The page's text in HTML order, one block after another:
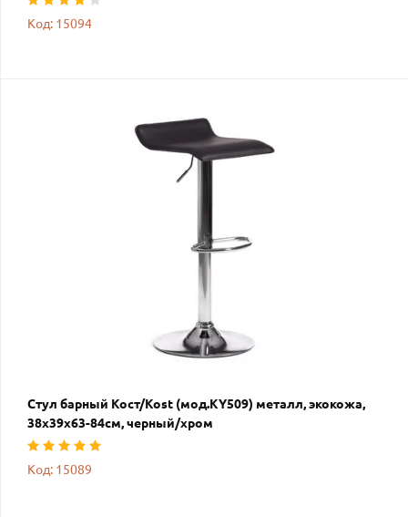
Код: 15094
Стул барный Кост/Kost (мод.KY509) металл, экокожа,
38х39х63-84см, черный/хром
Код: 15089